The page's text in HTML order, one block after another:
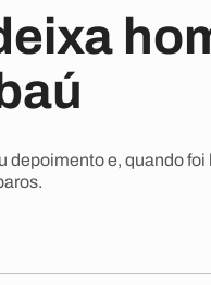
e, quando foi